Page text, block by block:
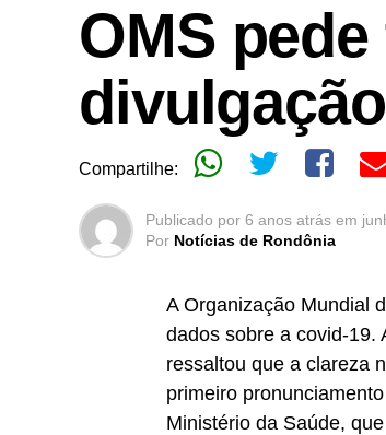
OMS
Compartilhe:
Publicado por 6 anos atrás em
Por Notícias de Rondônia
A Organização Mundial
dados sobre a covid-19.
ressaltou que a clareza
primeiro
Ministério da Saúde,